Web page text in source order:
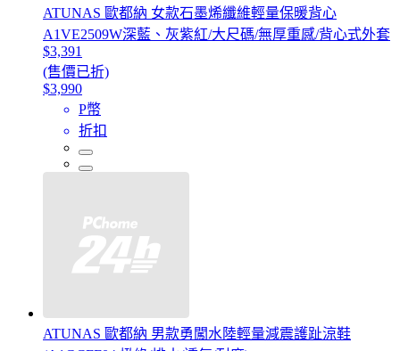
ATUNAS 歐都納 女款石墨烯纖維輕量保暖背心
A1VE2509W深藍、灰紫紅/大尺碼/無厚重感/背心式外套
$3,391
(售價已折)
$3,990
P幣
折扣
ATUNAS 歐都納 男款勇闖水陸輕量減震護趾涼鞋